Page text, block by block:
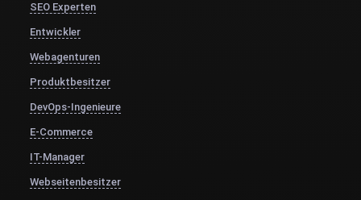
SEO Experten
Entwickler
Webagenturen
Produktbesitzer
DevOps-Ingenieure
E-Commerce
IT-Manager
Webseitenbesitzer